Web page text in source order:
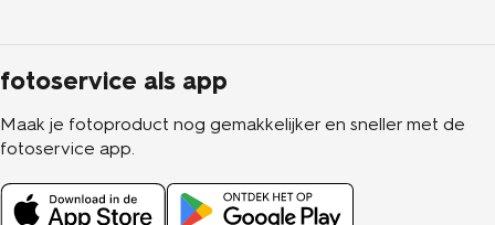
fotoservice als app
Maak je fotoproduct nog gemakkelijker en sneller met de
fotoservice app.